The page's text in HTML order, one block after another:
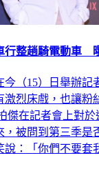
行整趟騎電動車
今（15）日舉辦記
激烈床戲，也讓粉
傑在記者會上對
，被問到第三季是
：「你們不要套